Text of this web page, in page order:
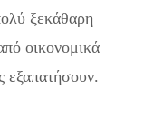
ξεκάθαρη
οικονομικά
εξαπατήσουν.